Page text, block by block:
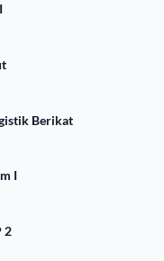
Berikat
I
2